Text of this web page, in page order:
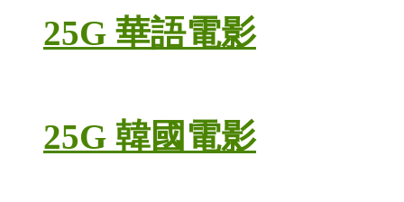
25G 華語電影
25G 韓國電影